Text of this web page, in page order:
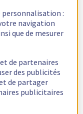
personnalisation :
navigation
que de mesurer
de partenaires
des publicités
de partager
publicitaires